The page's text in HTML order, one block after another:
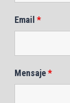
Email *
Mensaje*